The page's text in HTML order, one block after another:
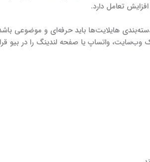
افزایش تعامل دارد.
هایلایت‌ها باید حرفه‌ای و موضوعی
واتساپ یا صفحه لندینگ را در بیو